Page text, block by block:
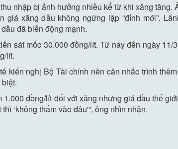
nhập bị ảnh hưởng nhiều kể từ khi xăng tăng.
xăng dầu không ngừng lập “đỉnh mới”.
đã biến động mạnh.
sát mốc 30.000 đồng/lít. Từ nay đến ngày
lít.
kiến nghị Bộ Tài chính nên cân nhắc trình
đồng/lít đối với xăng nhưng giá dầu thế
‘không thấm vào đâu'”, ông nhìn nhận.